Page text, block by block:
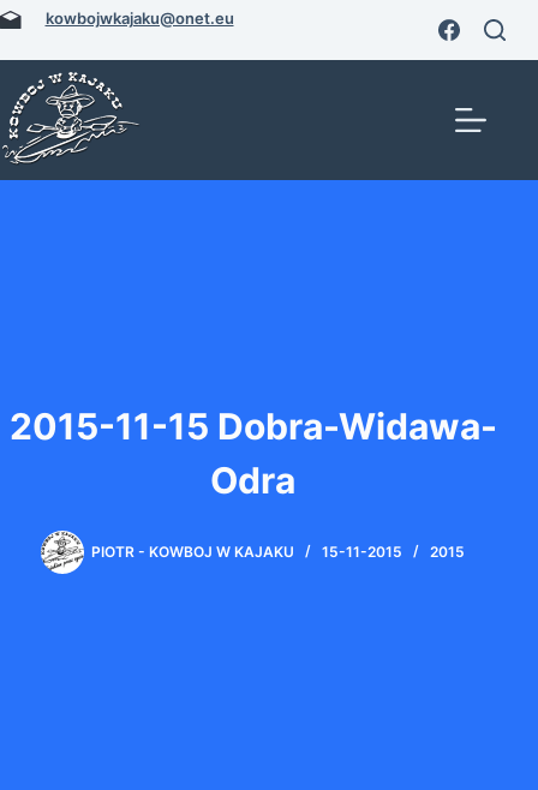
Przejdź
treści
kowbojwkajaku@onet.eu
2015-11-15 Dobra-Widawa-
Odra
PIOTR - KOWBOJ W KAJAKU 15-11-2015 2015